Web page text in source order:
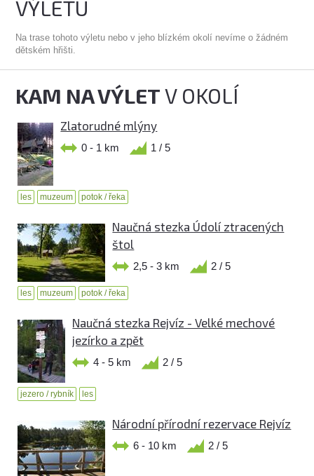
VÝLETU
Na trase tohoto výletu nebo v jeho blízkém okolí nevíme o žádném
dětském hřišti.
KAM NA VÝLETV OKOLÍ
Zlatorudné mlýny
0 - 1 km 1 / 5
les muzeum potok / řeka
Naučná stezka Údolí ztracených
štol
2,5 - 3 km 2 / 5
les muzeum potok / řeka
Naučná stezka Rejvíz - Velké mechové
jezírko a zpět
4 - 5 km 2 / 5
jezero / rybník les
Národní přírodní rezervace Rejvíz
6 - 10 km 2 / 5